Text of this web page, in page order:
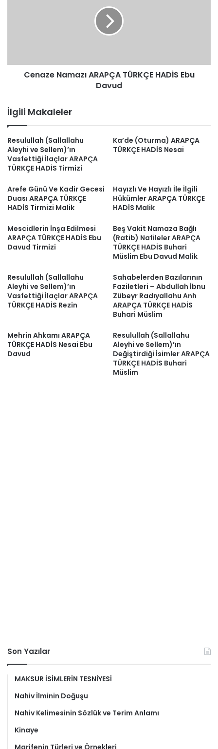
Cenaze Namazı ARAPÇA TÜRKÇE HADİS Ebu
Davud
İlgili Makaleler
Resulullah (Sallallahu
Aleyhi ve Sellem)’ın
Vasfettiği İlaçlar ARAPÇA
TÜRKÇE HADİS Tirmizi
Ka’de (Oturma) ARAPÇA
TÜRKÇE HADİS Nesai
Arefe Günü Ve Kadir Gecesi
Duası ARAPÇA TÜRKÇE
HADİS Tirmizi Malik
Hayızlı Ve Hayızlı İle İlgili
Hükümler ARAPÇA TÜRKÇE
HADİS Malik
Mescidlerin İnşa Edilmesi
ARAPÇA TÜRKÇE HADİS Ebu
Davud Tirmizi
Beş Vakit Namaza Bağlı
(Ratib) Nafileler ARAPÇA
TÜRKÇE HADİS Buhari
Müslim Ebu Davud Malik
Resulullah (Sallallahu
Aleyhi ve Sellem)’ın
Vasfettiği İlaçlar ARAPÇA
TÜRKÇE HADİS Rezin
Sahabelerden Bazılarının
Faziletleri – Abdullah İbnu
Zübeyr Radıyallahu Anh
ARAPÇA TÜRKÇE HADİS
Buhari Müslim
Mehrin Ahkamı ARAPÇA
TÜRKÇE HADİS Nesai Ebu
Davud
Resulullah (Sallallahu
Aleyhi ve Sellem)’ın
Değiştirdiği İsimler ARAPÇA
TÜRKÇE HADİS Buhari
Müslim
Son Yazılar
MAKSUR İSİMLERİN TESNİYESİ
Nahiv İlminin Doğuşu
Nahiv Kelimesinin Sözlük ve Terim Anlamı
Kinaye
Marifenin Türleri ve Örnekleri